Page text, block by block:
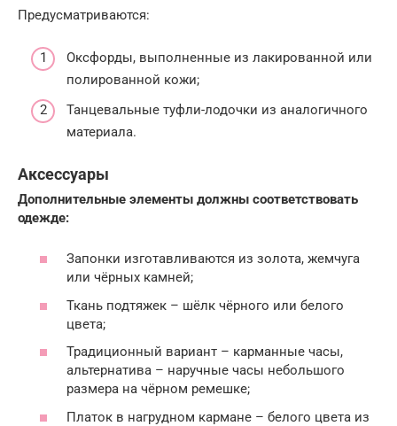
Предусматриваются:
Оксфорды, выполненные из лакированной или
полированной кожи;
Танцевальные туфли-лодочки из аналогичного
материала.
Аксессуары
Дополнительные элементы должны соответствовать
одежде:
Запонки изготавливаются из золота, жемчуга
или чёрных камней;
Ткань подтяжек – шёлк чёрного или белого
цвета;
Традиционный вариант – карманные часы,
альтернатива – наручные часы небольшого
размера на чёрном ремешке;
Платок в нагрудном кармане – белого цвета из